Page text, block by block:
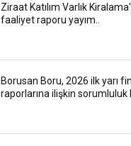
Ziraat Katılım Varlık
faaliyet raporu yayım..
Borusan Boru, 2026 ilk yarı
raporlarına ilişkin sorumluluk